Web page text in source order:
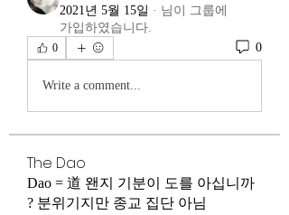
2021년 5월 15일 · 님이 그룹에
가입하였습니다.
0 0
Write a comment...
The Dao
Dao = 道 왠지 기분이 도를 아십니까
? 분위기지만 종교 집단 아님